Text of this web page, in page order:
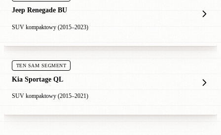
Jeep Renegade BU
SUV kompaktowy (2015–2023)
TEN SAM SEGMENT
Kia Sportage QL
SUV kompaktowy (2015–2021)